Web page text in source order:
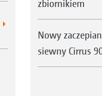
zbiornikiem
Nowy
siewny Cirrus